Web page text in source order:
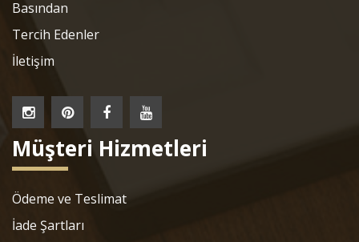
Basından
Tercih Edenler
İletişim
Müşteri Hizmetleri
Ödeme ve Teslimat
İade Şartları